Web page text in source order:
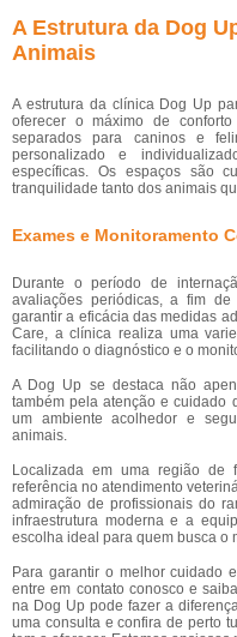
A Estrutura da Dog
Animais
A estrutura da clínica Dog Up
oferecer o máximo de
separados para caninos e
personalizado e
específicas. Os espaços são
tranquilidade tanto dos animais
Exames e Monitoramento
Durante o período de
avaliações periódicas, a fim
garantir a eficácia das medidas
Care, a clínica realiza uma
facilitando o diagnóstico e o
A Dog Up se destaca não
também pela atenção e cuidado
um ambiente acolhedor e
animais.
Localizada em uma região
referência no atendimento
admiração de profissionais do
infraestrutura moderna e a
escolha ideal para quem busca o
Para garantir o melhor cuidado
entre em contato conosco e
na Dog Up pode fazer a
uma consulta e confira de perto